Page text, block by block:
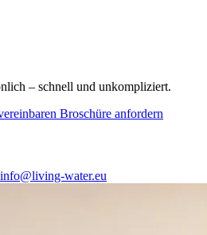
– schnell und unkompliziert.
Broschüre anfordern
info@living-water.eu